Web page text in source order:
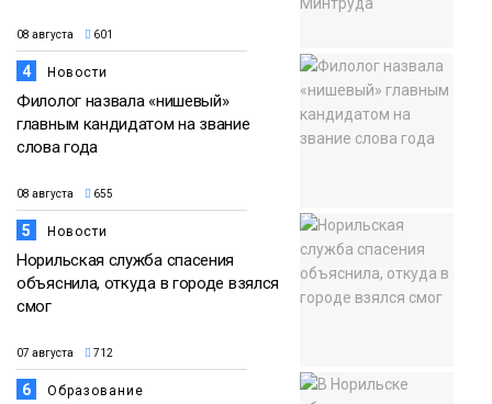
08 августа 601
4 Новости
Филолог назвала «нишевый»
главным кандидатом на звание
слова года
08 августа 655
5 Новости
Норильская служба спасения
объяснила, откуда в городе взялся
смог
07 августа 712
6 Образование